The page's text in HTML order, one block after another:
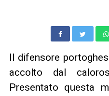
Il difensore
accolto dal
Presentato questa